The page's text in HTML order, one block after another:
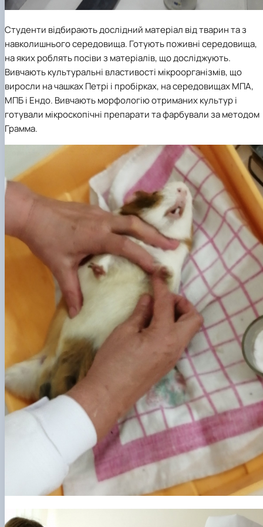
Студенти відбирають дослідний матеріал від тварин та з
навколишнього середовища. Готують поживні середовища,
на яких роблять посіви з матеріалів, що досліджують.
Вивчають культуральні властивості мікроорганізмів, що
виросли на чашках Петрі і пробірках, на середовищах МПА,
МПБ і Ендо. Вивчають морфологію отриманих культур і
готували мікроскопічні препарати та фарбували за методом
Грамма.